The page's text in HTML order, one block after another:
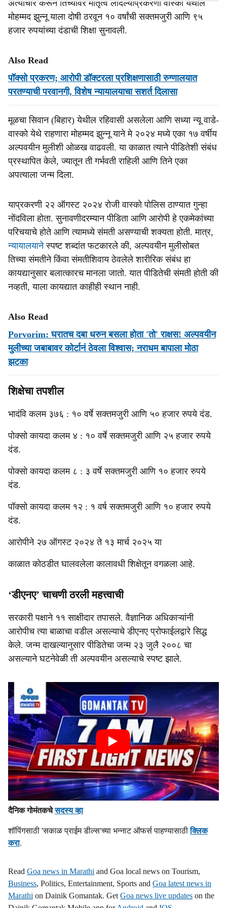
अत्याचार करून तिच्यावर मातृत्व लादल्याप्रकरणी वास्को येथील
मोहम्मद झुन्नू याला दोषी ठरवून १० वर्षांची सक्तमजुरी आणि ९५
हजार रुपयांच्या दंडाची शिक्षा सुनावली.
Also Read
पॉक्सो प्रकरण; आरोपी डॉक्टरला प्रशिक्षणासाठी रुग्णालयात
परतण्याची परवानगी, विशेष न्यायालयाचा सशर्त दिलासा
मूळचा सिवान (बिहार) येथील रहिवासी असलेला आणि सध्या न्यू वाडे-
वास्को येथे राहणारा मोहम्मद झुन्नू याने मे २०२४ मध्ये एका १७ वर्षीय
अल्पवयीन मुलीशी ओळख वाढवली. या काळात त्याने पीडितेशी संबंध
प्रस्थापित केले, ज्यातून ती गर्भवती राहिली आणि तिने एका
अपत्याला जन्म दिला.
याप्रकरणी २२ ऑगस्ट २०२४ रोजी वास्को पोलिस ठाण्यात गुन्हा
नोंदविला होता. सुनावणीदरम्यान पीडिता आणि आरोपी हे एकमेकांच्या
परिचयाचे होते आणि त्यामध्ये संमती असण्याची शक्यता होती. मात्र,
न्यायालयानेस्पष्ट शब्दांत फटकारले की, अल्पवयीन मुलीसोबत
तिच्या संमतीने किंवा संमतीशिवाय ठेवलेले शारीरिक संबंध हा
कायद्यानुसार बलात्कारच मानला जातो. यात पीडितेची संमती होती की
नव्हती, याला कायद्यात काहीही स्थान नाही.
Also Read
Porvorim: घरातच दबा धरुन बसला होता 'तो' राक्षस! अल्पवयीन
मुलीच्या जबाबावर कोर्टानं ठेवला विश्वास; नराधम बापाला मोठा
झटका
शिक्षेचा तपशील
भादंवि कलम ३७६ : १० वर्षे सक्तमजुरी आणि ५० हजार रुपये दंड.
पोक्सो कायदा कलम ४ : १० वर्षे सक्तमजुरी आणि २५ हजार रुपये
दंड.
पोक्सो कायदा कलम ८ : ३ वर्षे सक्तमजुरी आणि १० हजार रुपये
दंड.
पॉक्सो कायदा कलम १२ : १ वर्ष सक्तमजुरी आणि १० हजार रुपये
दंड.
आरोपीने २७ ऑगस्ट २०२४ ते १३ मार्च २०२५ या
काळात कोठडीत घालवलेला कालावधी शिक्षेतून वगळला आहे.
‘डीएनए’ चाचणी ठरली महत्त्वाची
सरकारी पक्षाने ११ साक्षीदार तपासले. वैज्ञानिक अधिकाऱ्यांनी
आरोपीच त्या बाळाचा वडील असल्याचे डीएनए प्रोफाईलद्वारे सिद्ध
केले. जन्म दाखल्यानुसार पीडितेचा जन्म २३ जुलै २००८ चा
असल्याने घटनेवेळी ती अल्पवयीन असल्याचे स्पष्ट झाले.
दैनिक गोमंतकचेसदस्य व्हा
शॉपिंगसाठी 'सकाळ प्राईम डील्स'च्या भन्नाट ऑफर्स पाहण्यासाठीक्लिक
करा.
Read Goa news in Marathi and Goa local news on Tourism,
Business, Politics, Entertainment, Sports and Goa latest news in
Marathi on Dainik Gomantak. Get Goa news live updates on the